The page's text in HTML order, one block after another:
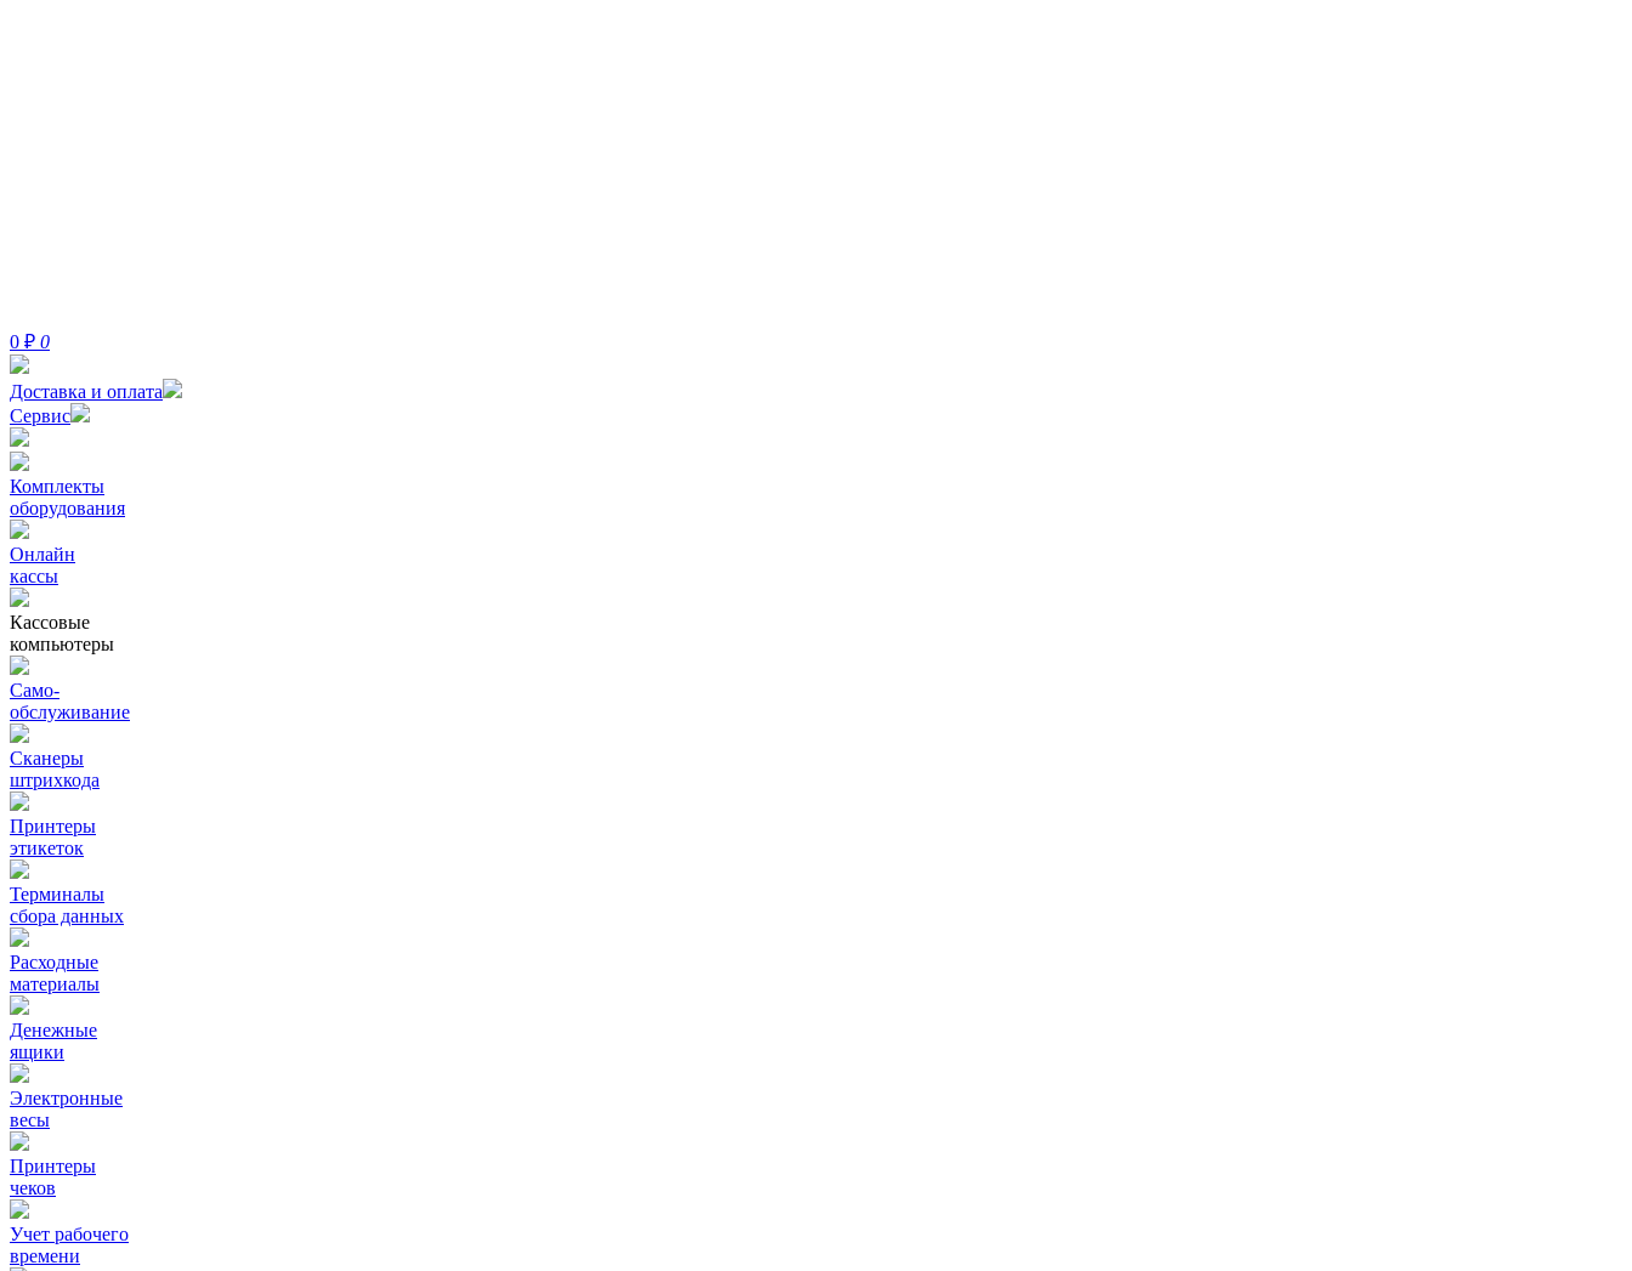
0 ₽ 0
Доставка и оплата
Сервис
Комплекты
оборудования
Онлайн
кассы
Кассовые
компьютеры
Само-
обслуживание
Сканеры
штрихкода
Принтеры
этикеток
Терминалы
сбора данных
Расходные
материалы
Денежные
ящики
Электронные
весы
Принтеры
чеков
Учет рабочего
времени